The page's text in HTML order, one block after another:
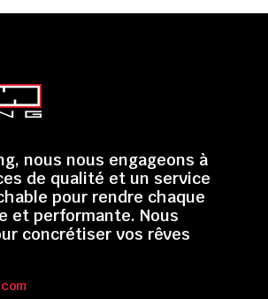
nous nous engageons à
de qualité et un service
pour rendre chaque
et performante. Nous
concrétiser vos rêves